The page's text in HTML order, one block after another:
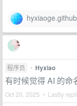
程序员 • Hyxiao
有时候觉得 AI 的命
Oct 20, 2025 • Lastly